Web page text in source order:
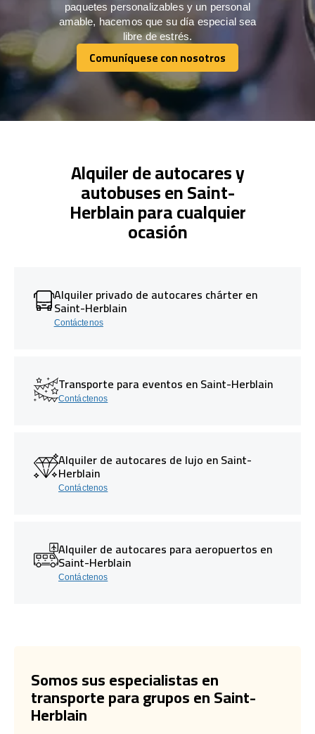
paquetes personalizables y un personal
amable, hacemos que su día especial sea
libre de estrés.
Comuníquese con nosotros
Comuníquese con nosotros
Alquiler de autocares y
autobuses en Saint-
Herblain para cualquier
ocasión
Alquiler privado de autocares chárter en
Saint-Herblain
Contáctenos
Transporte para eventos en Saint-Herblain
Contáctenos
Alquiler de autocares de lujo en Saint-
Herblain
Contáctenos
Alquiler de autocares para aeropuertos en
Saint-Herblain
Contáctenos
Somos sus especialistas en
transporte para grupos en Saint-
Herblain